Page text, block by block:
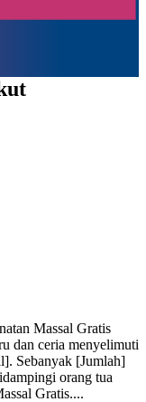
Massal Gratis
dan ceria menyelimuti
Sebanyak [Jumlah]
orang tua
Gratis....